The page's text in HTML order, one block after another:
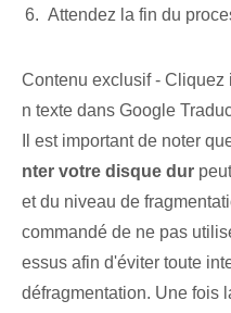
Attendez la fin du
Contenu exclusif -
n texte dans Google
Il est important de noter
nter votre disque dur
et du niveau de
commandé de ne pas
essus afin d'éviter toute
défragmentation. Une fois